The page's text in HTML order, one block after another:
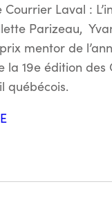
Laval :
Parizeau,
mentor de
la 19e édition des
québécois.